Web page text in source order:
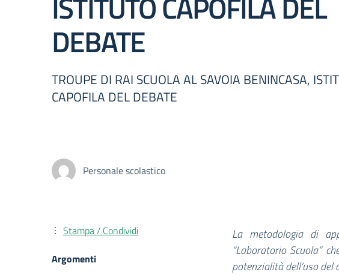
DEBATE
TROUPE DI RAI SCUOLA AL SAVOIA BENINCASA,
CAPOFILA DEL DEBATE
Personale scolastico
La metodologia di
“Laboratorio Scuola”
potenzialità dell’uso
Stampa / Condividi
Argomenti